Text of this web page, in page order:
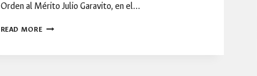
Orden al Mérito Julio Garavito, en el…
READ MOREDECANA